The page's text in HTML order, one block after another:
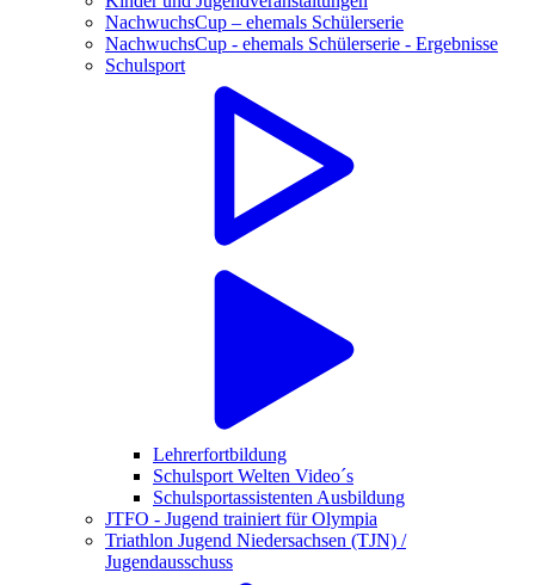
NachwuchsCup – ehemals Schülerserie
NachwuchsCup - ehemals Schülerserie - Ergebnisse
Schulsport
Lehrerfortbildung
Schulsport Welten Video´s
Schulsportassistenten Ausbildung
JTFO - Jugend trainiert für Olympia
Triathlon Jugend Niedersachsen (TJN) /
Jugendausschuss